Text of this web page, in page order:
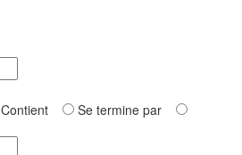
Contient
Se termine par